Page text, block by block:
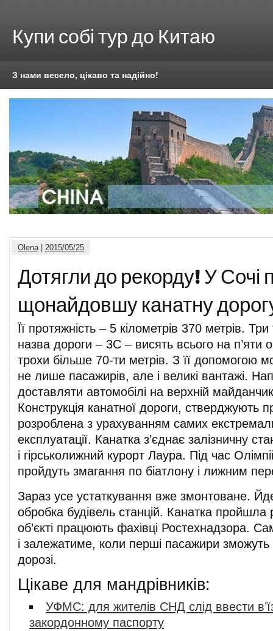
Купи собі тур до Китаю
З нами весело, цікаво та надійно!
Olena| 2015/05/25
Дотягли до рекорду! У Сочі
щонайдовшу канатну
Її протяжність – 5 кілометрів 370 метрів. Три
назва дороги – 3С – висять всього на
трохи більше 70-ти метрів. З її допомогою
не лише пасажирів, але і великі вантажі.
доставляти автомобілі на верхній
Конструкція канатної дороги, стверджують
розроблена з урахуванням самих
експлуатації. Канатка з’єднає залізничну
і гірськолижний курорт Лаура. Під час
пройдуть змагання по біатлону і лижним
Зараз усе устаткування вже змонтоване.
обробка будівель станцій. Канатка
об’єкті працюють фахівці Ростехнадзора.
і залежатиме, коли перші пасажири зможуть
дорозі.
Цікаве для мандрівників:
УФМС: для жителів СНД слід ввести
закордонному паспорту